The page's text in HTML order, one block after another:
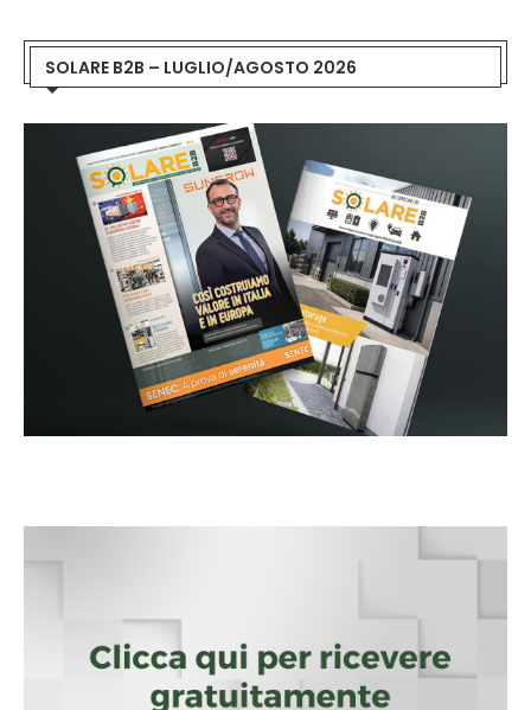
SOLARE B2B – LUGLIO/AGOSTO 2026